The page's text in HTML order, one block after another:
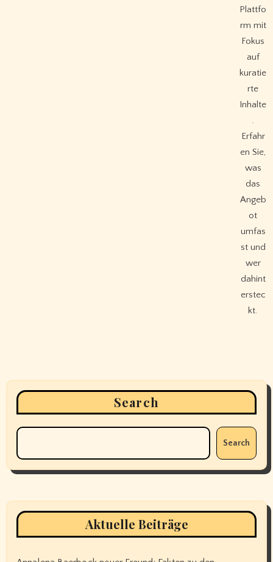
Plattfo
rm mit
Fokus
auf
kuratie
rte
Inhalte
.
Erfahr
en Sie,
was
das
Angeb
ot
umfas
st und
wer
dahint
erstec
kt.
Search
Search
Aktuelle Beiträge